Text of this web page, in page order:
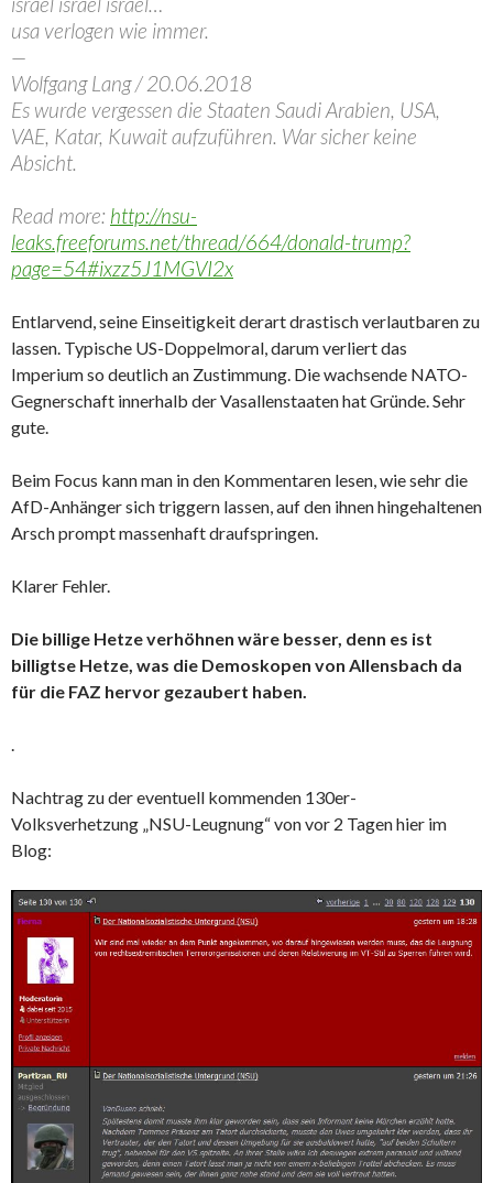
usa verlogen wie immer.
—
Wolfgang Lang / 20.06.2018
Es wurde vergessen die Staaten Saudi Arabien, USA,
VAE, Katar, Kuwait aufzuführen. War sicher keine
Absicht.
Read more: http://nsu-
leaks.freeforums.net/thread/664/donald-trump?
page=54#ixzz5J1MGVI2x
Entlarvend, seine Einseitigkeit derart drastisch verlautbaren zu
lassen. Typische US-Doppelmoral, darum verliert das
Imperium so deutlich an Zustimmung. Die wachsende NATO-
Gegnerschaft innerhalb der Vasallenstaaten hat Gründe. Sehr
gute.
Beim Focus kann man in den Kommentaren lesen, wie sehr die
AfD-Anhänger sich triggern lassen, auf den ihnen hingehaltenen
Arsch prompt massenhaft draufspringen.
Klarer Fehler.
Die billige Hetze verhöhnen wäre besser, denn es ist
billigtse Hetze, was die Demoskopen von Allensbach da
für die FAZ hervor gezaubert haben.
.
Nachtrag zu der eventuell kommenden 130er-
Volksverhetzung „NSU-Leugnung“ von vor 2 Tagen hier im
Blog: